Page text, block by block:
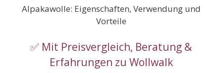
Alpakawolle: Eigenschaften, Verwendung und
Vorteile
✅ Mit Preisvergleich, Beratung &
Erfahrungen zu Wollwalk